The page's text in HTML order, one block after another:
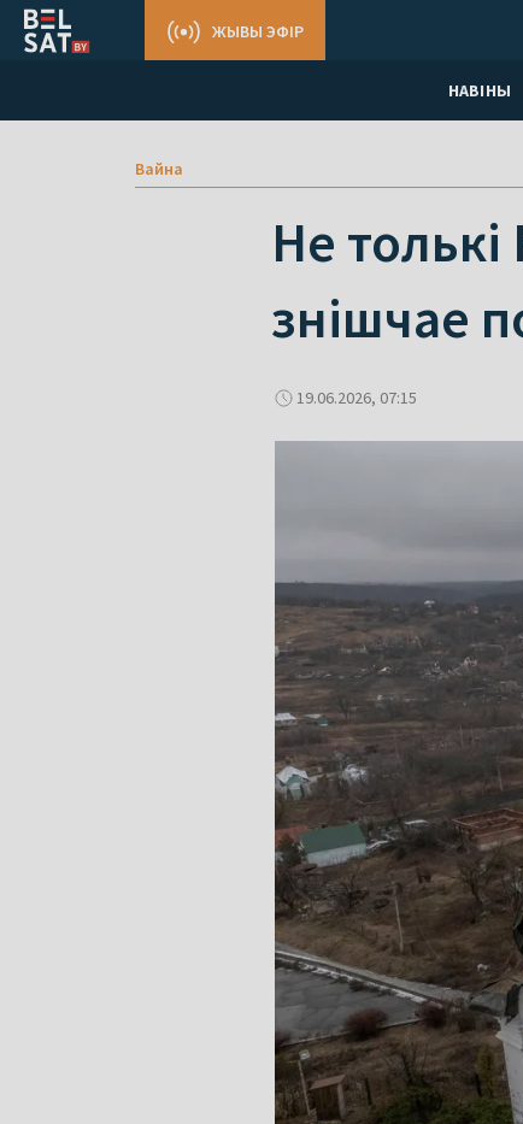
НАВІНЫ
ЖЫВЫ ЭФІР
Вайна
Не
знішчае
19.06.2026, 07:15